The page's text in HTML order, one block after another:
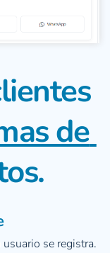
de
se registra.